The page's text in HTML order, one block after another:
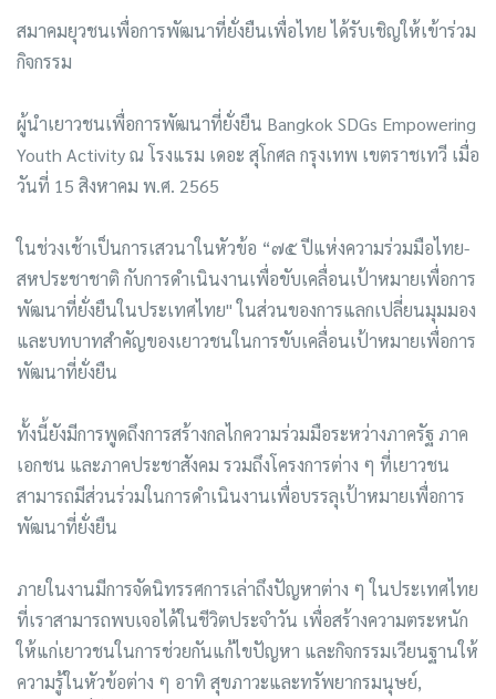
สมาคมยุวชนเพื่อการพัฒนาที่ยั่งยืนเพื่อไทย ได้รับเชิญให้เข้าร่วม
กิจกรรม
ผู้นำเยาวชนเพื่อการพัฒนาที่ยั่งยืน Bangkok SDGs Empowering
Youth Activity ณ โรงแรม เดอะ สุโกศล กรุงเทพ เขตราชเทวี เมื่อ
วันที่ 15 สิงหาคม พ.ศ. 2565
ในช่วงเช้าเป็นการเสวนาในหัวข้อ “๗๕ ปีแห่งความร่วมมือไทย-
สหประชาชาติ กับการดำเนินงานเพื่อขับเคลื่อนเป้าหมายเพื่อการ
พัฒนาที่ยั่งยืนในประเทศไทย" ในส่วนของการแลกเปลี่ยนมุมมอง
และบทบาทสำคัญของเยาวชนในการขับเคลื่อนเป้าหมายเพื่อการ
พัฒนาที่ยั่งยืน
ทั้งนี้ยังมีการพูดถึงการสร้างกลไกความร่วมมือระหว่างภาครัฐ ภาค
เอกชน และภาคประชาสังคม รวมถึงโครงการต่าง ๆ ที่เยาวชน
สามารถมีส่วนร่วมในการดำเนินงานเพื่อบรรลุเป้าหมายเพื่อการ
พัฒนาที่ยั่งยืน
ภายในงานมีการจัดนิทรรศการเล่าถึงปัญหาต่าง ๆ ในประเทศไทย
ที่เราสามารถพบเจอได้ในชีวิตประจำวัน เพื่อสร้างความตระหนัก
ให้แก่เยาวชนในการช่วยกันแก้ไขปัญหา และกิจกรรมเวียนฐานให้
ความรู้ในหัวข้อต่าง ๆ อาทิ สุขภาวะและทรัพยากรมนุษย์,